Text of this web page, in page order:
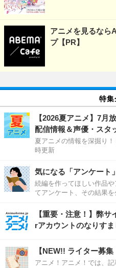
アニメを見るなら
プ【PR】
特集
【2026夏アニメ】7月
配信情報＆声優・スタ
夏アニメの情報を深掘り
時更新
気になる「アンケート
続編を作ってほしい作品
てアンケート、その結果を
【重要・注意！】弊
rアカウントのなりす
【NEW!! ライター募集
アニメ！アニメ！では、